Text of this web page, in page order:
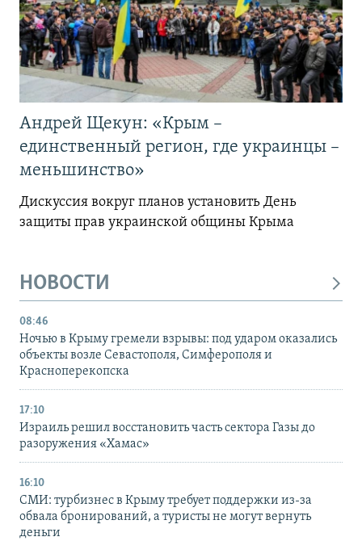
Андрей Щекун: «Крым –
единственный регион, где украинцы –
меньшинство»
Дискуссия вокруг планов установить День
защиты прав украинской общины Крыма
НОВОСТИ
08:46
Ночью в Крыму гремели взрывы: под ударом оказались
объекты возле Севастополя, Симферополя и
Красноперекопска
17:10
Израиль решил восстановить часть сектора Газы до
разоружения «Хамас»
16:10
СМИ: турбизнес в Крыму требует поддержки из-за
обвала бронирований, а туристы не могут вернуть
деньги